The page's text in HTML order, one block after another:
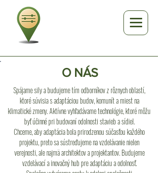
O NÁS
Spájame sily a budujeme tím odborníkov z rôznych oblastí,
ktoré súvisia s adaptáciou budov, komunít a miest na
klimatické zmeny. Aktívne vyhľadávame technológie, ktoré môžu
byť účinné pri budovaní odolnosti stavieb a sídiel.
Chceme, aby adaptácia bola prirodzenou súčasťou každého
projektu, preto sa sústreďujeme na vzdelávanie nielen
verejnosti, ale najmä architektov a projektantov. Budujeme
vzdelávací a inovačný hub pre adaptáciu a odolnosť.